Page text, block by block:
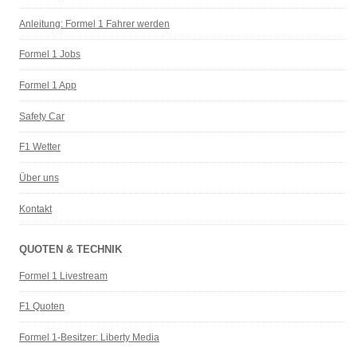
Anleitung: Formel 1 Fahrer werden
Formel 1 Jobs
Formel 1 App
Safety Car
F1 Wetter
Über uns
Kontakt
QUOTEN & TECHNIK
Formel 1 Livestream
F1 Quoten
Formel 1-Besitzer: Liberty Media